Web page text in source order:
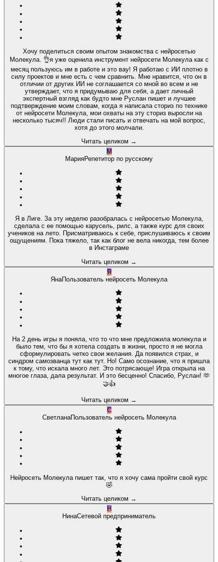
Хочу поделиться своим опытом знакомства с нейросетью
Молекула. 👌я уже оценила инструмент нейросети Молекула как с
месяц пользуюсь им в работе и это вау! Я работаю с ИИ плотно в
силу проектов и мне есть с чем сравнить. Мне нравится, что он в
отличии от других ИИ не соглашается со мной во всем и не
утверждает, что я придумываю для себя, а дает личный
экспертный взгляд как будто мне Руслан пишет и лучшее
подтверждение моим словам, когда я написала сториз по технике
от нейросети Молекула, мои охваты на эту сториз выросли на
несколько тысяч!! Люди стали писать и отвечать на мой вопрос,
хотя до этого молчали.
Читать целиком →
М
МарияРепетитор по русскому
Я в Лиге. За эту неделю разобралась с нейросетью Молекула,
сделала с ее помощью карусель, рилс, а также курс для своих
учеников на лето. Присматриваюсь к себе, прислушиваюсь к своим
ощущениям. Пока тяжело, так как блог не вела никогда, тем более
в Инстаграме
Читать целиком →
Я
ЯнаПользователь нейросеть Молекула
На 2 день игры я поняла, что то что мне предложила молекула и
было тем, что бы я хотела создать в жизни, просто я не могла
сформулировать четко свои желания. Да появился страх, и
синдром самозванца тут как тут. Но! Само осознание, что я пришла
к тому, что искала много лет. Это потрясающе! Игра открыла на
многое глаза, дала результат. И это бесценно! Спасибо, Руслан! 🫶
🤝👍
Читать целиком →
С
СветланаПользователь нейросеть Молекула
Нейросеть Молекула пишет так, что я хочу сама пройти свой курс
🤣
Читать целиком →
Н
НинаСетевой предприниматель